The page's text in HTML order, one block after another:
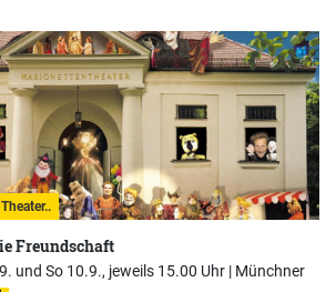
Freundschaft
und So 10.9., jeweils 15.00 Uhr | Münchner